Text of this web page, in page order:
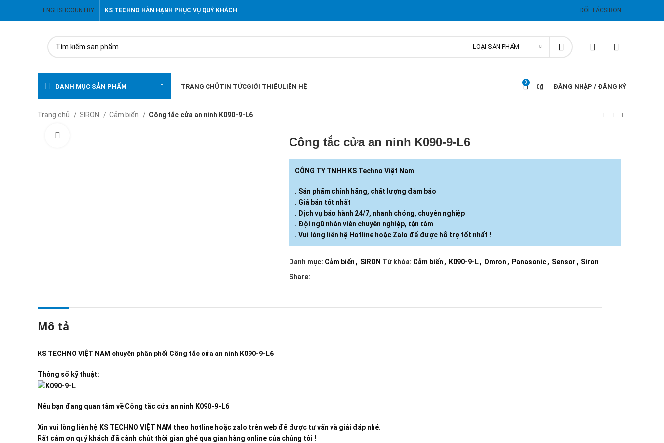
ENGLISH COUNTRY KS TECHNO HÂN HẠNH PHỤC VỤ QUÝ KHÁCH ĐỐI TÁCSIRON
LOẠI SẢN PHẨM
DANH MỤC SẢN PHẨM TRANG CHỦTIN TỨCGIỚI THIỆULIÊN HỆ
0
0₫ ĐĂNG NHẬP / ĐĂNG KÝ
Trang chủ SIRON Cảm biến Công tắc cửa an ninh K090-9-L6
Công tắc cửa an ninh K090-9-L6
CÔNG TY TNHH KS Techno Việt Nam
. Sản phẩm chính hãng, chất lượng đảm bảo
. Giá bán tốt nhất
. Dịch vụ bảo hành 24/7, nhanh chóng, chuyên nghiệp
. Đội ngũ nhân viên chuyên nghiệp, tận tâm
. Vui lòng liên hệ Hotline hoặc Zalo để được hỗ trợ tốt nhất !
Danh mục: Cảm biến , SIRON Từ khóa: Cảm biến , K090-9-L, Omron , Panasonic, Sensor , Siron
Share:
Mô tả
KS TECHNO VIỆT NAM chuyên phân phối Công tắc cửa an ninh K090-9-L6
Thông số kỹ thuật:
Nếu bạn đang quan tâm về Công tắc cửa an ninh K090-9-L6
Xin vui lòng liên hệ KS TECHNO VIỆT NAM theo hotline hoặc zalo trên web để được tư vấn và giải đáp nhé.
Rất cảm ơn quý khách đã dành chút thời gian ghé qua gian hàng online của chúng tôi !